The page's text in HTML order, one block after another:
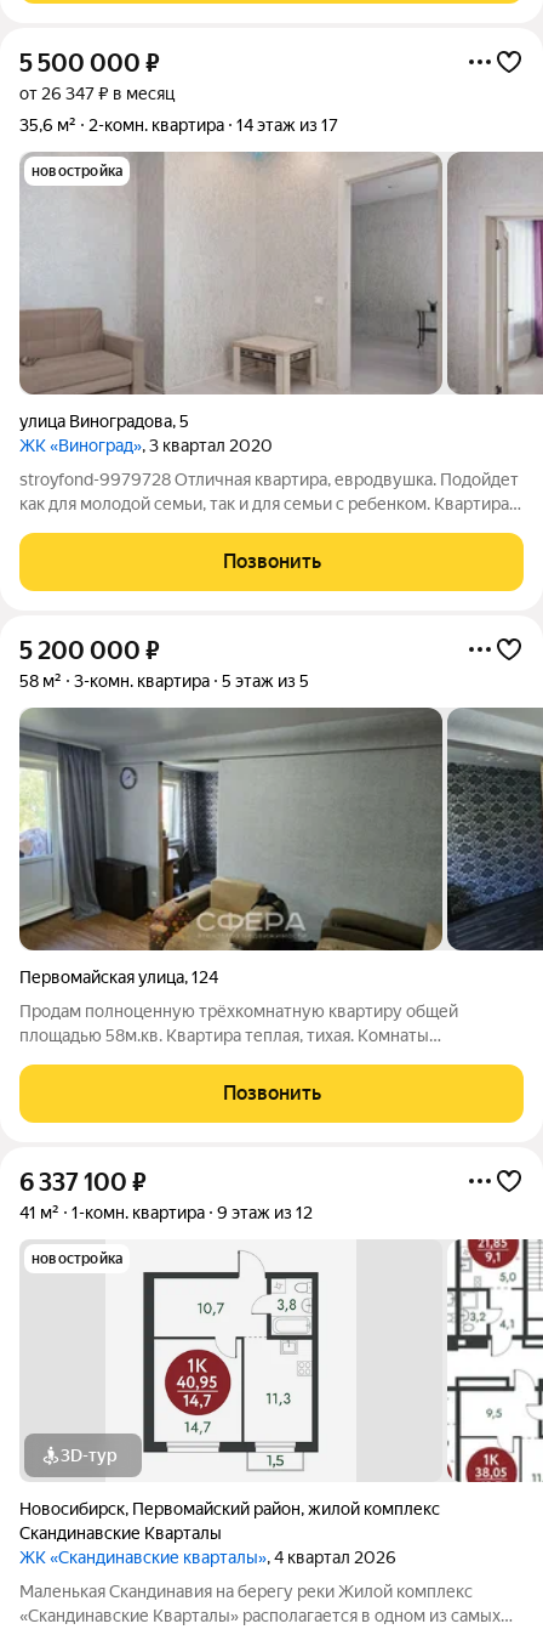
5 500 000 ₽
от 26 347 ₽ в месяц
35,6 м²
2-комн. квартира 14 этаж из 17
новостройка
улица Виноградова,5
ЖК «Виноград», 3 квартал 2020
stroyfond-9979728 Отличная квартира, евродвушка. Подойдет
как для молодой семьи, так и для семьи с ребенком. Квартира
спальня. Большая лоджия. Квартира очень теплая и светлая.
Благоустроенный двор,
Позвонить
5 200 000 ₽
58 м² 3-комн. квартира 5 этаж из 5
Первомайская улица,124
Продам полноценную трёхкомнатную квартиру общей
площадью 58м.кв. Квартира теплая, тихая. Комнаты
Окна выходят на две стороны. В квартире установлены
водосчетчики, подключен
Позвонить
6 337 100 ₽
41 м² 1-комн. квартира 9 этаж из 12
новостройка
3D-тур
Новосибирск, Первомайский район,жилой комплекс
Скандинавские Кварталы
ЖК «Скандинавские кварталы», 4 квартал 2026
Маленькая Скандинавия на берегу реки Жилой комплекс
«Скандинавские Кварталы» располагается в одном из самых